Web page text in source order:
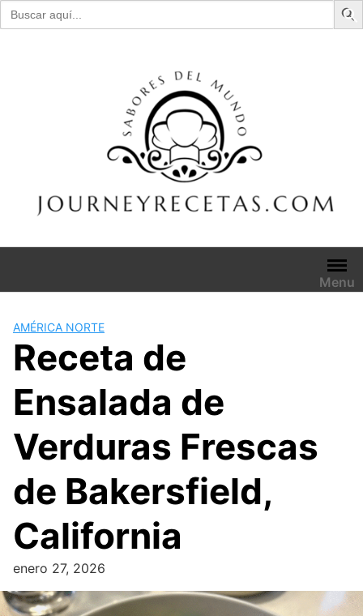
Buscar:
Menu
AMÉRICA NORTE
Receta de
Ensalada de
Verduras Frescas
de Bakersfield,
California
enero 27, 2026